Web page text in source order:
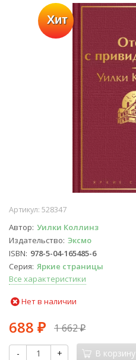
Хит
Артикул: 528347
Автор Уилки Коллинз
Издательство Эксмо
ISBN 978-5-04-165485-6
Серия Яркие страницы
Все характеристики
Нет в наличии
688 ₽ 1 662₽
- + В корзину